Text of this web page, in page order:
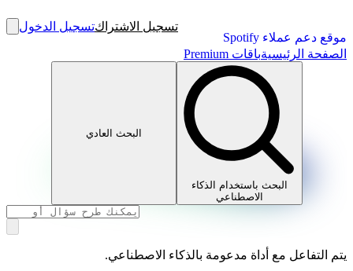
موقع دعم عملاء Spotify
تسجيل الاشتراكتسجيل الدخول
الصفحة الرئيسيةباقات Premium
البحث باستخدام الذكاء
الاصطناعي
البحث العادي
يتم التفاعل مع أداة مدعومة بالذكاء الاصطناعي.